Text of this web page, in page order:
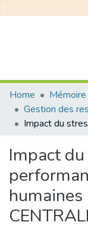
Communities &
All of DSpace
Home
Impact
humaines